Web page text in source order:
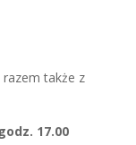
także z
17.00